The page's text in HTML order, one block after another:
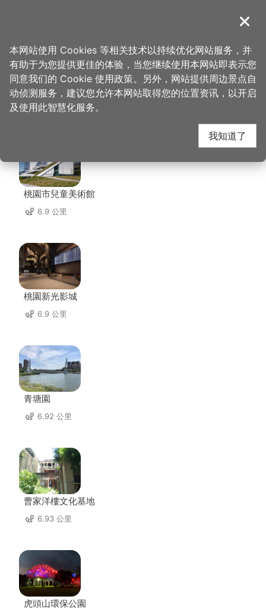
導覽
首页 > 想去的地方 > 住宿 > 凯富旅馆
凯富旅馆 周边景点
桃園市兒童美術館
6.9 公里
桃園新光影城
6.9 公里
青塘園
6.92 公里
曹家洋樓文化基地
6.93 公里
虎頭山環保公園
关闭
本网站使用 Cookies 等相关技术以持续优化网站服务，并
有助于为您提供更佳的体验，当您继续使用本网站即表示您
同意我们的 Cookie 使用政策。另外，网站提供周边景点自
动侦测服务，建议您允许本网站取得您的位置资讯，以开启
及使用此智慧化服务。
我知道了